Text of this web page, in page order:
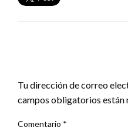
Tu dirección de correo
campos obligatorios están
Comentario *